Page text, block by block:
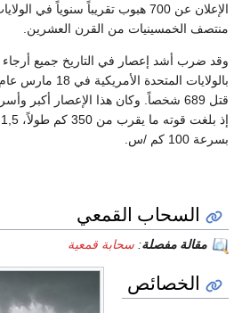
الإعلان عن 700 هبوب تقريباً سنوياً في
منتصف الخمسينيات من القرن العشرين.
وقد ضرب أشد إعصار في التاريخ جميع أرجاء
قتل 689 شخصاً. وكان هذا الإعصار أكبر
بسرعة 100 كم /س.
السحاب القمعي
مقالة مفصلة: سحابة قمعية
الخصائص